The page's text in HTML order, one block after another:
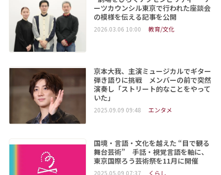
ーツカウンシル東京で行われた座談会
の模様を伝える記事を公開
2026.03.06 10:00 教育/文化
京本大我、主演ミュージカルでギター
弾き語りに挑戦 メンバーの前で突然
演奏し「ストリート的なことをやって
いた」
2025.09.09 09:48 エンタメ
国境・言語・文化を越えた “目で観る
舞台芸術” 手話・視覚言語を軸に、
東京国際ろう芸術祭を11月に開催
2025.05.09 07:37 くらし